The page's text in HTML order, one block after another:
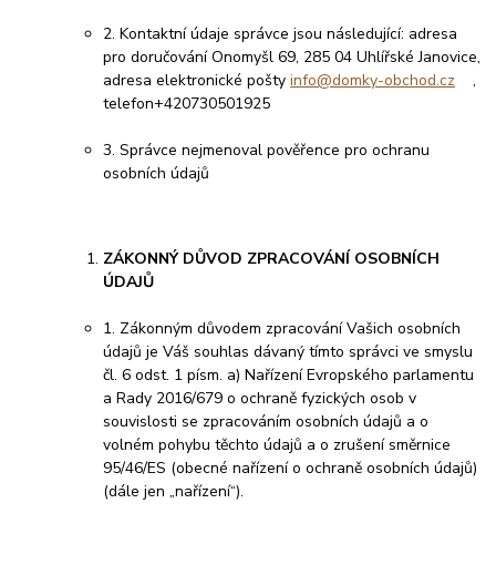
2. Kontaktní údaje správce jsou následující: adresa
pro doručování Onomyšl 69, 285 04 Uhlířské Janovice,
adresa elektronické poštyinfo@domky-obchod.cz ,
telefon+420730501925
3. Správce nejmenoval pověřence pro ochranu
osobních údajů
ZÁKONNÝ DŮVOD ZPRACOVÁNÍ OSOBNÍCH
ÚDAJŮ
1. Zákonným důvodem zpracování Vašich osobních
údajů je Váš souhlas dávaný tímto správci ve smyslu
čl. 6 odst. 1 písm. a) Nařízení Evropského parlamentu
a Rady 2016/679 o ochraně fyzických osob v
souvislosti se zpracováním osobních údajů a o
volném pohybu těchto údajů a o zrušení směrnice
95/46/ES (obecné nařízení o ochraně osobních údajů)
(dále jen „nařízení“).